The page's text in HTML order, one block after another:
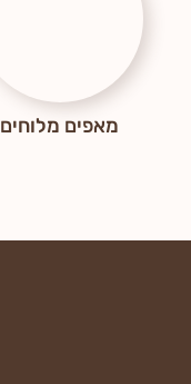
מאפים מלוחים